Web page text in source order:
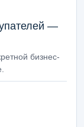
—
бизнес-